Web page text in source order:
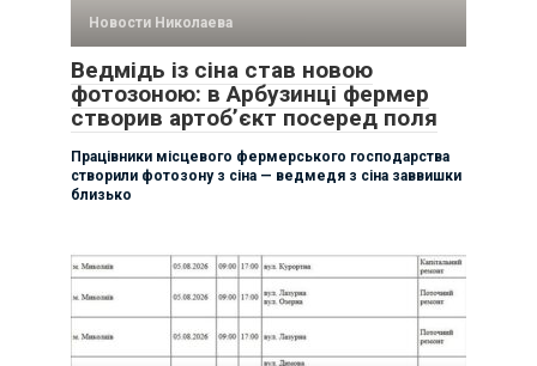
Новости Николаева
Ведмідь із сіна став новою
фотозоною: в Арбузинці фермер
створив артоб’єкт посеред поля
Працівники місцевого фермерського господарства
створили фотозону з сіна — ведмедя з сіна заввишки
близько